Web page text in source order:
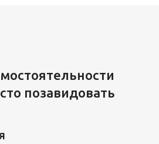
позавидовать